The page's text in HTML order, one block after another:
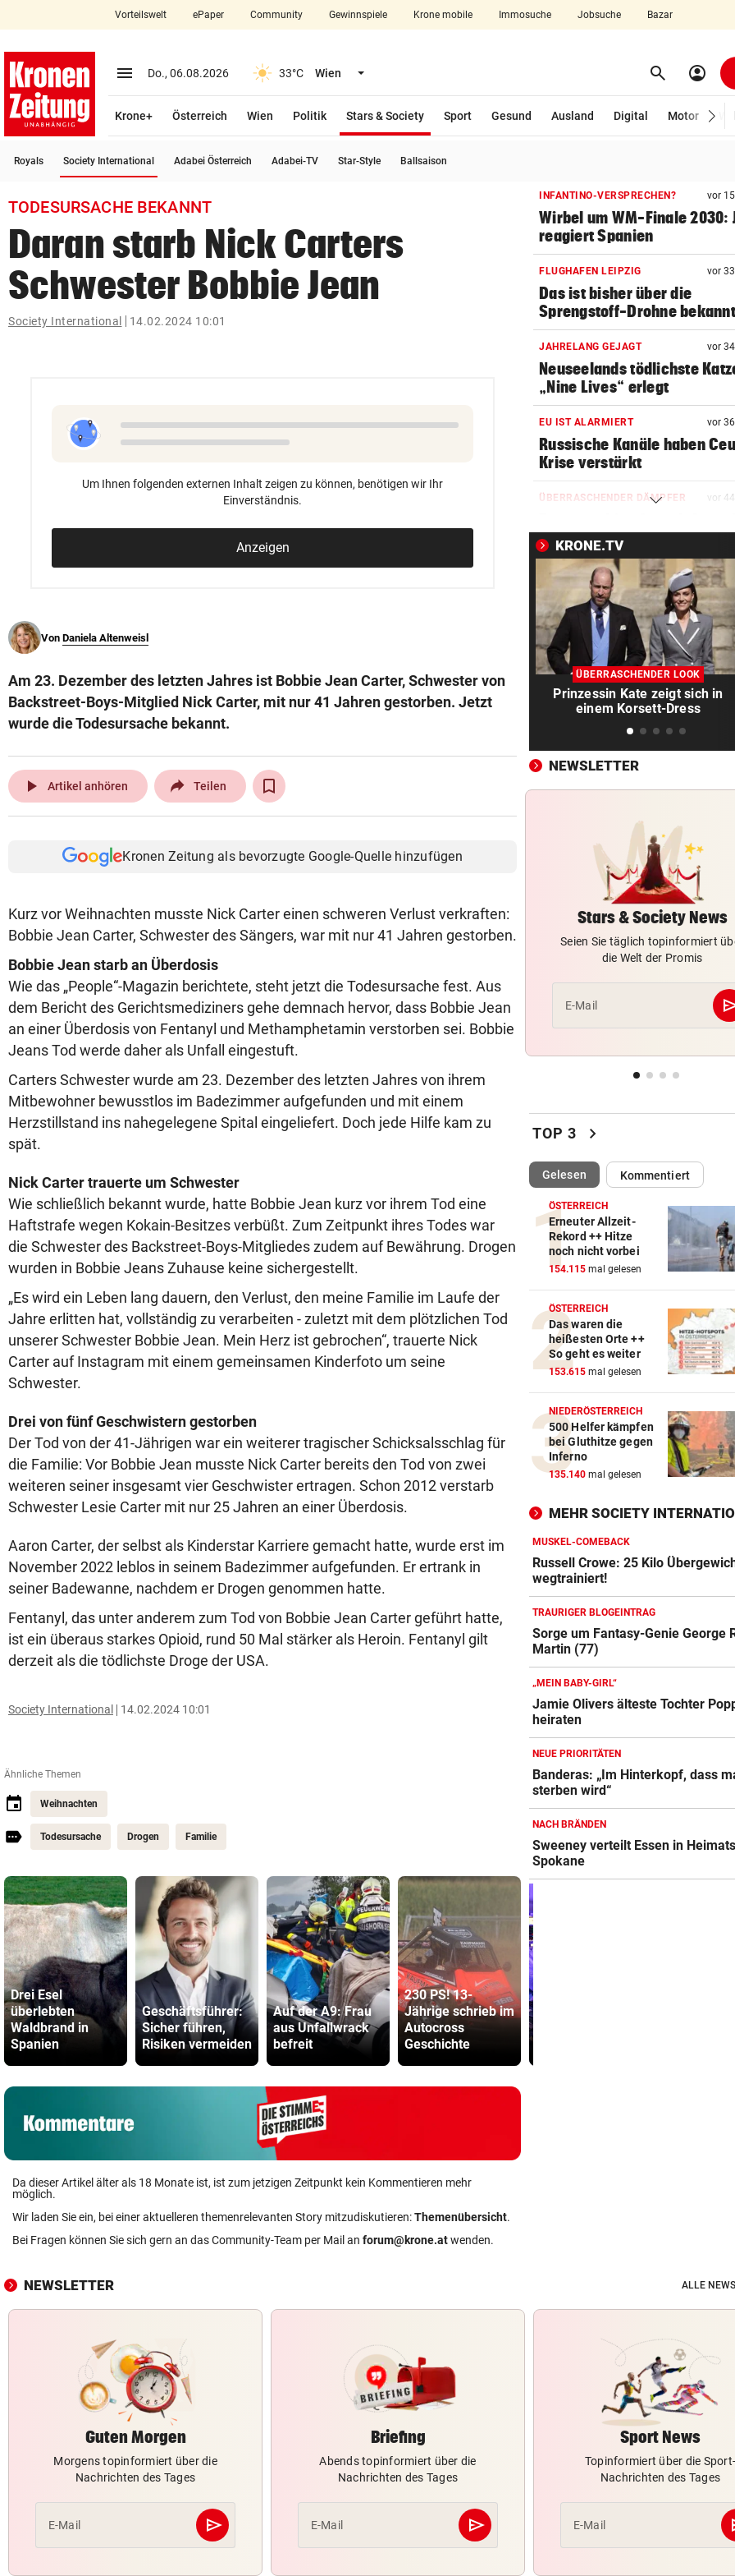
closeSchließen
account_circle Anmelden
arrow_right
Wien
bookmark
search
Suchbegriff
eingeben
Vorteilswelt ePaper Community Gewinnspiele Krone mobile Immosuche Jobsuche Bazar
menu Menü aufklappen
Do., 06.08.2026 33°C Wien Menü aufklappen search Suchen
account_circle
Krone+ Österreich Wien Politik Stars & Society
Sport
Gesund Ausland Digital Motor
Royals Society International Adabei Österreich Adabei-TV Star-Style Ballsaison
TODESURSACHE BEKANNT
Daran starb Nick Carters
Schwester Bobbie Jean
Society International 14.02.2024 10:01
Um Ihnen folgenden externen Inhalt zeigen zu können, benötigen wir Ihr
Einverständnis.
Anzeigen
Von Daniela Altenweisl
Am 23. Dezember des letzten Jahres ist Bobbie Jean Carter, Schwester von
Backstreet-Boys-Mitglied Nick Carter, mit nur 41 Jahren gestorben. Jetzt
wurde die Todesursache bekannt.
play_arrow Artikel anhören Teilen
Kronen Zeitung als bevorzugte Google-Quelle hinzufügen
Kurz vor Weihnachten musste Nick Carter einen schweren Verlust verkraften:
Bobbie Jean Carter, Schwester des Sängers, war mit nur 41 Jahren gestorben.
Bobbie Jean starb an Überdosis
Wie das „People“-Magazin berichtete, steht jetzt die Todesursache fest. Aus
dem Bericht des Gerichtsmediziners gehe demnach hervor, dass Bobbie Jean
an einer Überdosis von Fentanyl und Methamphetamin verstorben sei. Bobbie
Jeans Tod werde daher als Unfall eingestuft.
Carters Schwester wurde am 23. Dezember des letzten Jahres von ihrem
Mitbewohner bewusstlos im Badezimmer aufgefunden und mit einem
Herzstillstand ins nahegelegene Spital eingeliefert. Doch jede Hilfe kam zu
spät.
Nick Carter trauerte um Schwester
Wie schließlich bekannt wurde, hatte Bobbie Jean kurz vor ihrem Tod eine
Haftstrafe wegen Kokain-Besitzes verbüßt. Zum Zeitpunkt ihres Todes war
die Schwester des Backstreet-Boys-Mitgliedes zudem auf Bewährung. Drogen
wurden in Bobbie Jeans Zuhause keine sichergestellt.
„Es wird ein Leben lang dauern, den Verlust, den meine Familie im Laufe der
Jahre erlitten hat, vollständig zu verarbeiten - zuletzt mit dem plötzlichen Tod
unserer Schwester Bobbie Jean. Mein Herz ist gebrochen“, trauerte Nick
Carter auf Instagram mit einem gemeinsamen Kinderfoto um seine
Schwester.
Drei von fünf Geschwistern gestorben
Der Tod von der 41-Jährigen war ein weiterer tragischer Schicksalsschlag für
die Familie: Vor Bobbie Jean musste Nick Carter bereits den Tod von zwei
weiteren seiner insgesamt vier Geschwister ertragen. Schon 2012 verstarb
Schwester Lesie Carter mit nur 25 Jahren an einer Überdosis.
Aaron Carter, der selbst als Kinderstar Karriere gemacht hatte, wurde erst im
November 2022 leblos in seinem Badezimmer aufgefunden. Er ertrank in
seiner Badewanne, nachdem er Drogen genommen hatte.
Fentanyl, das unter anderem zum Tod von Bobbie Jean Carter geführt hatte,
ist ein überaus starkes Opioid, rund 50 Mal stärker als Heroin. Fentanyl gilt
derzeit als die tödlichste Droge der USA.
Society International 14.02.2024 10:01
Ähnliche Themen
Weihnachten
Todesursache Drogen Familie
Drei Esel
überlebten
Waldbrand in
Spanien
Geschäftsführer:
Sicher führen,
Risiken vermeiden
Auf der A9: Frau
aus Unfallwrack
befreit
230 PS! 13-
Jährige schrieb im
Autocross
Geschichte
Da dieser Artikel älter als 18 Monate ist, ist zum jetzigen Zeitpunkt kein Kommentieren mehr
möglich.
Wir laden Sie ein, bei einer aktuelleren themenrelevanten Story mitzudiskutieren:Themenübersicht.
Bei Fragen können Sie sich gern an das Community-Team per Mail an forum@krone.atwenden.
INFANTINO-VERSPRECHEN? vor
Wirbel um WM-Finale 2030:
reagiert Spanien
FLUGHAFEN LEIPZIG vor
Das ist bisher über die
Sprengstoff-Drohne
JAHRELANG GEJAGT vor
Neuseelands tödlichste
„Nine Lives“ erlegt
EU IST ALARMIERT vor
Russische Kanäle haben
Krise verstärkt
ÜBERRASCHENDER DÄMPFER vor
schlechteste Match“
POLIZEI SUCHT ZEUGEN vor
Bub (4) trieb regungslos im
Wasser – reanimiert!
TÜR VEREITELT ÜBERFALL vor
Tollpatschiger Räuber muss
sieben Jahre absitzen
Unwetter: Trinkwasser in
Ort verunreinigt!
Lebenslange Haft nach Auto-
Anschlag in München
RÜCKSCHLAG FÜR ÖSV-ASS
Sturz von Lamparter: Jetzt ist
Diagnose da!
IN BACHBETT GEFANGEN
ABREISE AUS SAALFELDEN vor 2
Was die Austria heute in
Rumänien erwartet
EIN KLUB MACHT ERNST
Sabitzer heiß begehrt – wird
zum Knackpunkt?
NÄCHSTE ABHÖR-AFFÄRE: vor
SPÖ und ÖVP wollen die
Lederer aussitzen
OSV-DUO IN PARIS vor
Knoll und Lotfi ziehen vom
ins EM-Finale ein
PLUS FÜNF PROZENT
Goldpreis legte diese Woche
neuen Höhenflug hin
REKORDSOMMER IN Ö vor
Einsatzkräfte gefordert!
FITNESS-TEST BESTANDEN vor
Weißhaidinger kann an
Leichtathletik-EM
11-JÄHRIGE MISSBRAUCHT vor 2
Vater lockte Vergewaltiger
TikTok in Falle
KRONE.TV
ÜBERRASCHENDER LOOK
Prinzessin Kate zeigt sich in
einem Korsett-Dress
NEWSLETTER
Stars & Society News
Seien Sie täglich topinformiert
die Welt der Promis
E-Mail
TOP 3 chevron_right
Gelesen(ausgewählt)Kommentiert
ÖSTERREICH
Erneuter Allzeit-
Rekord ++ Hitze
noch nicht vorbei
154.115 mal gelesen
ÖSTERREICH
Das waren die
heißesten Orte ++
So geht es weiter
153.615 mal gelesen
NIEDERÖSTERREICH
500 Helfer kämpfen
bei Gluthitze gegen
Inferno
135.140 mal gelesen
MEHR SOCIETY
MUSKEL-COMEBACK
Russell Crowe: 25 Kilo
wegtrainiert!
TRAURIGER BLOGEINTRAG
Sorge um Fantasy-Genie George
Martin (77)
„MEIN BABY-GIRL“
Jamie Olivers älteste Tochter
heiraten
NEUE PRIORITÄTEN
Banderas: „Im Hinterkopf, dass
sterben wird“
NACH BRÄNDEN
Sweeney verteilt Essen in
Spokane
NEWSLETTER ALLE
Guten Morgen
Morgens topinformiert über die
Nachrichten des Tages
E-Mail send
Abschicken
Briefing
Abends topinformiert über die
Nachrichten des Tages
E-Mail send
Abschicken
Sport News
Topinformiert über die Sport-
Nachrichten des Tages
E-Mail